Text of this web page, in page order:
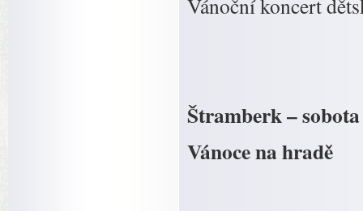
Vánoční koncert
Štramberk –
Vánoce na hradě